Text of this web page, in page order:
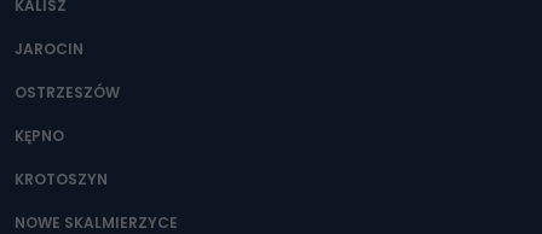
Można to zrobić pod numerem telefonu 62 735-51-05 lub
KALISZ
JAROCIN
OSTRZESZÓW
KĘPNO
KROTOSZYN
NOWE SKALMIERZYCE